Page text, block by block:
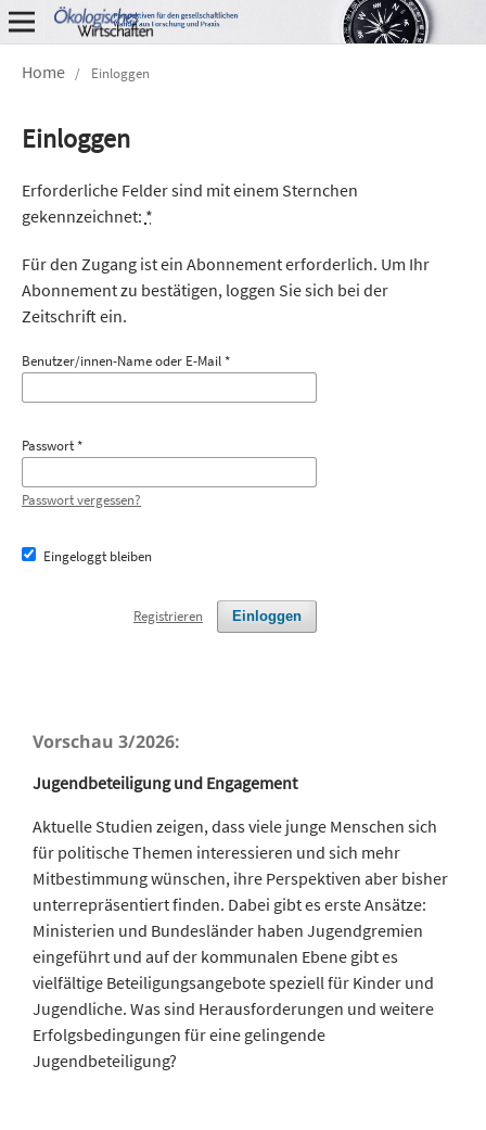
Home / Einloggen
Einloggen
Erforderliche Felder sind mit einem Sternchen
gekennzeichnet: *
Für den Zugang ist ein Abonnement erforderlich. Um Ihr
Abonnement zu bestätigen, loggen Sie sich bei der
Zeitschrift ein.
Benutzer/innen-Name oder E-Mail *
Passwort *
Passwort vergessen?
Eingeloggt bleiben
Einloggen
Registrieren
Vorschau 3/2026:
Jugendbeteiligung und Engagement
Aktuelle Studien zeigen, dass viele junge Menschen sich
für politische Themen interessieren und sich mehr
Mitbestimmung wünschen, ihre Perspektiven aber bisher
unterrepräsentiert finden. Dabei gibt es erste Ansätze:
Ministerien und Bundesländer haben Jugendgremien
eingeführt und auf der kommunalen Ebene gibt es
vielfältige Beteiligungsangebote speziell für Kinder und
Jugendliche. Was sind Herausforderungen und weitere
Erfolgsbedingungen für eine gelingende
Jugendbeteiligung?